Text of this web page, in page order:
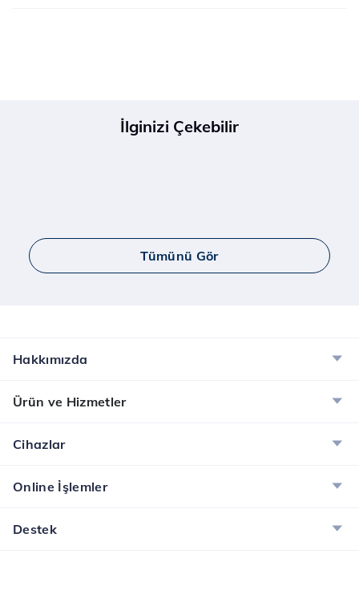
İlginizi Çekebilir
Tümünü Gör
Hakkımızda
Ürün ve Hizmetler
Cihazlar
Online İşlemler
Destek